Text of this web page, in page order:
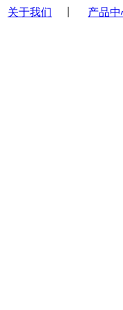
关于我们 产品